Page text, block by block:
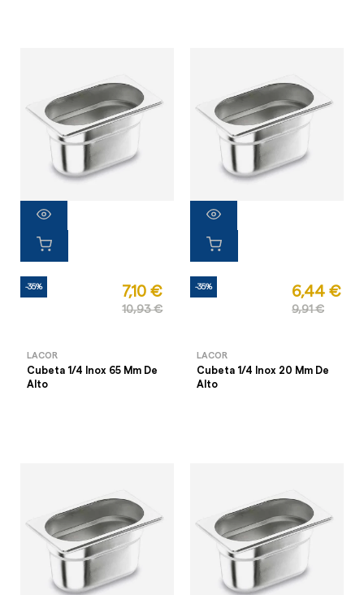
-35% 7,10 €
10,93 €
LACOR
Cubeta 1/4 Inox 65 Mm De
Alto
-35% 6,44 €
9,91 €
LACOR
Cubeta 1/4 Inox 20 Mm De
Alto